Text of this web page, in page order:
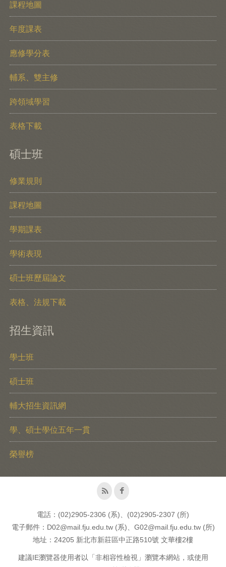
課程地圖
年度課表
應修學分表
輔系、雙主修
跨領域學習
表格下載
碩士班
修業規則
課程地圖
學期課表
學術表現
碩士班歷屆論文
表格、法規下載
招生資訊
學士班
碩士班
輔大招生資訊網
學、碩士學位五年一貫
榮譽榜
電話：(02)2905-2306 (系)、(02)2905-2307 (所)
電子郵件：D02@mail.fju.edu.tw (系)、G02@mail.fju.edu.tw (所)
地址：24205 新北市新莊區中正路510號 文華樓2樓
建議IE瀏覽器使用者以「非相容性檢視」瀏覽本網站，或使用